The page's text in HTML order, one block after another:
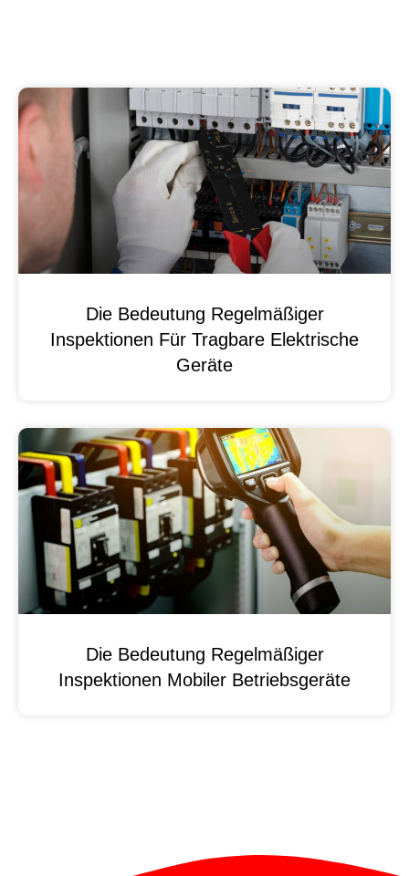
Die Bedeutung Regelmäßiger
Inspektionen Für Tragbare Elektrische
Geräte
Die Bedeutung Regelmäßiger
Inspektionen Mobiler Betriebsgeräte